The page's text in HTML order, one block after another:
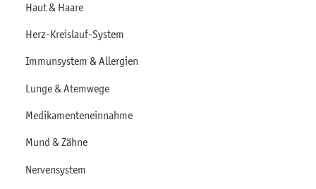
Haut & Haare
Herz-Kreislauf-System
Immunsystem & Allergien
Lunge & Atemwege
Medikamenteneinnahme
Mund & Zähne
Nervensystem